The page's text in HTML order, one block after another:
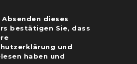
dieses
bestätigen Sie, dass
und
haben und